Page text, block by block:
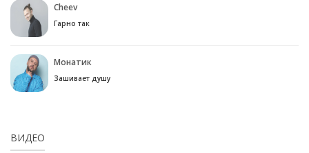
Cheev
Гарно так
Монатик
Зашивает душу
ВИДЕО